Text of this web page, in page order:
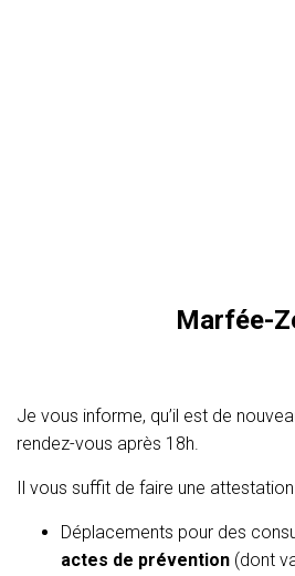
Marfée-
Je vous informe, qu’il est de
rendez-vous après 18h.
Il vous suffit de faire une
Déplacements pour des
actes de prévention (dont